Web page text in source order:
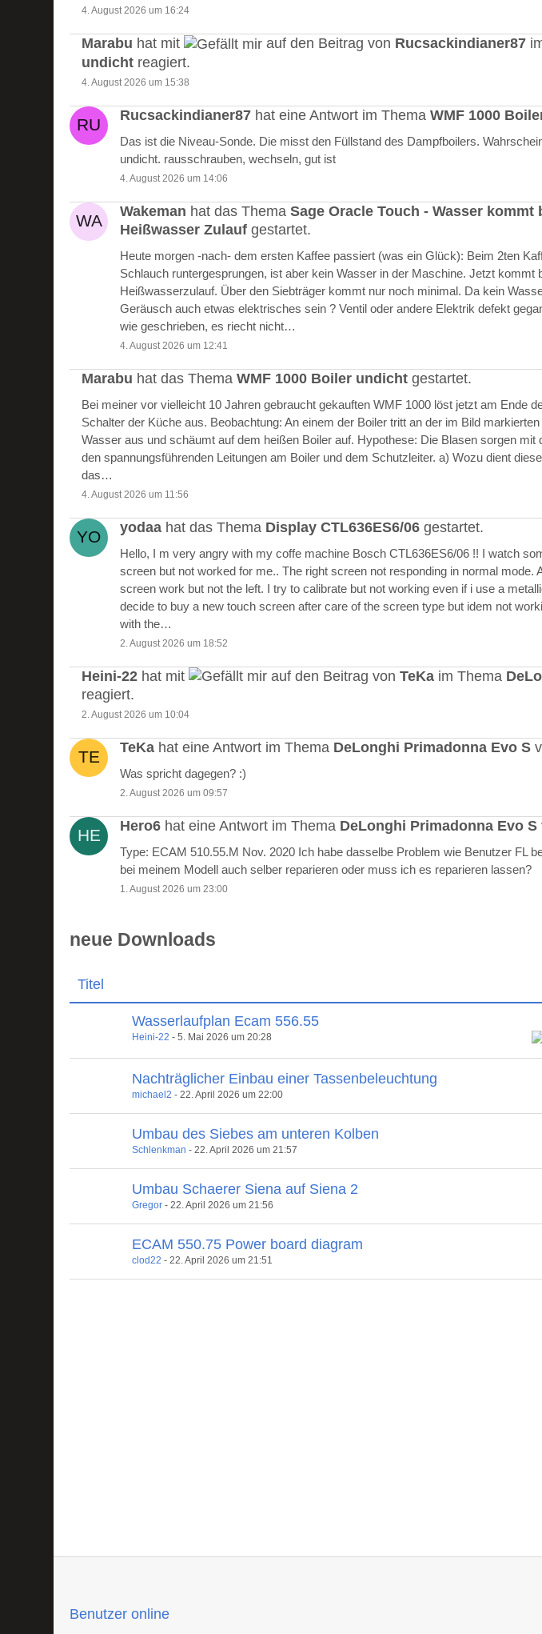
4. August 2026 um 16:24
Marabu hat mit auf den Beitrag von Rucsackindianer87
undicht reagiert.
4. August 2026 um 15:38
Rucsackindianer87 hat eine Antwort im ThemaWMF 1000
Das ist die Niveau-Sonde. Die misst den Füllstand des Dampfboilers.
undicht. rausschrauben, wechseln, gut ist
4. August 2026 um 14:06
Wakeman hat das ThemaSage Oracle Touch - Wasser kommt
Heißwasser Zulauf gestartet.
Heute morgen -nach- dem ersten Kaffee passiert (was ein Glück): Beim 2ten
Schlauch runtergesprungen, ist aber kein Wasser in der Maschine. Jetzt kommt
Heißwasserzulauf. Über den Siebträger kommt nur noch minimal. Da kein
Geräusch auch etwas elektrisches sein ? Ventil oder andere Elektrik defekt
wie geschrieben, es riecht nicht…
4. August 2026 um 12:41
Marabu hat das ThemaWMF 1000 Boiler undicht gestartet.
Bei meiner vor vielleicht 10 Jahren gebraucht gekauften WMF 1000 löst jetzt am Ende
Schalter der Küche aus. Beobachtung: An einem der Boiler tritt an der im Bild
Wasser aus und schäumt auf dem heißen Boiler auf. Hypothese: Die Blasen sorgen
den spannungsführenden Leitungen am Boiler und dem Schutzleiter. a) Wozu dient
das…
4. August 2026 um 11:56
yodaa hat das Thema Display CTL636ES6/06 gestartet.
Hello, I m very angry with my coffe machine Bosch CTL636ES6/06 !! I watch
screen but not worked for me.. The right screen not responding in normal mode.
screen work but not the left. I try to calibrate but not working even if i use a
decide to buy a new touch screen after care of the screen type but idem not
with the…
2. August 2026 um 18:52
Heini-22 hat mit auf den Beitrag vonTeKa im Thema
reagiert.
2. August 2026 um 10:04
TeKa hat eine Antwort im Thema DeLonghi Primadonna Evo S
Was spricht dagegen? :)
2. August 2026 um 09:57
Hero6 hat eine Antwort im Thema DeLonghi Primadonna Evo S
Type: ECAM 510.55.M Nov. 2020 Ich habe dasselbe Problem wie Benutzer FL
bei meinem Modell auch selber reparieren oder muss ich es reparieren lassen?
1. August 2026 um 23:00
neue Downloads
Titel
Wasserlaufplan Ecam 556.55
Heini-22 -5. Mai 2026 um 20:28
Nachträglicher Einbau einer Tassenbeleuchtung
michael2 -22. April 2026 um 22:00
Umbau des Siebes am unteren Kolben
Schlenkman -22. April 2026 um 21:57
Umbau Schaerer Siena auf Siena 2
Gregor -22. April 2026 um 21:56
ECAM 550.75 Power board diagram
clod22 -22. April 2026 um 21:51
Benutzer online